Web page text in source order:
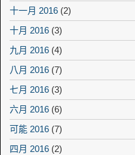
十一月 2016 (2)
十月 2016 (3)
九月 2016 (4)
八月 2016 (7)
七月 2016 (3)
六月 2016 (6)
可能 2016 (7)
四月 2016 (2)